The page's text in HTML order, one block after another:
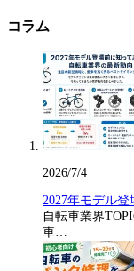
コラム
2026/7/4
2027年モデル
自転車業界
車…